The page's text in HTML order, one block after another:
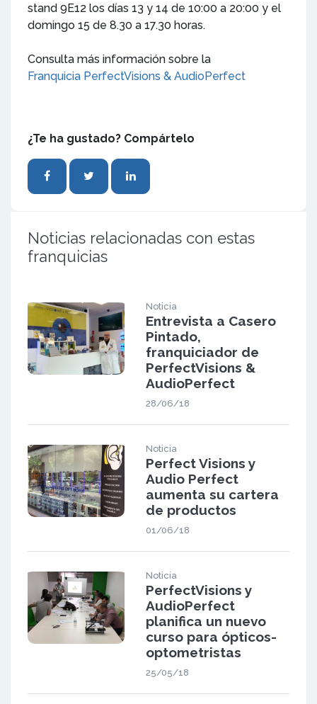
stand 9E12 los días 13 y 14 de 10:00 a 20:00 y el
domingo 15 de 8.30 a 17.30 horas.
Consulta más información sobre la
Franquicia PerfectVisions & AudioPerfect
¿Te ha gustado? Compártelo
Noticias relacionadas con estas
franquicias
Noticia
Entrevista a Casero
Pintado,
franquiciador de
PerfectVisions &
AudioPerfect
28/06/18
Noticia
Perfect Visions y
Audio Perfect
aumenta su cartera
de productos
01/06/18
Noticia
PerfectVisions y
AudioPerfect
planifica un nuevo
curso para ópticos-
optometristas
25/05/18